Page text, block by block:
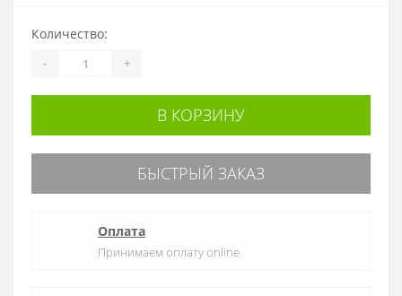
Количество:
- +
В КОРЗИНУ
БЫСТРЫЙ ЗАКАЗ
Оплата
Принимаем оплату online